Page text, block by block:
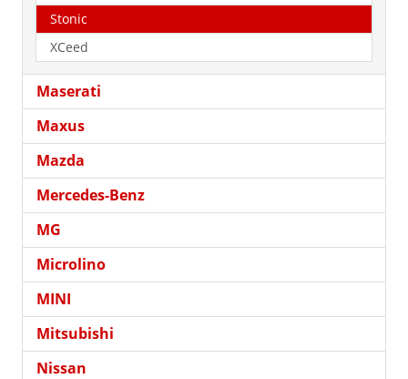
Stonic
XCeed
Maserati
Maxus
Mazda
Mercedes-Benz
MG
Microlino
MINI
Mitsubishi
Nissan